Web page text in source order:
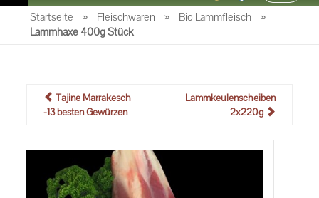
Startseite » Fleischwaren » Bio Lammfleisch
»
Lammhaxe 400g Stück
Tajine Marrakesch
-13 besten Gewürzen
Lammkeulenscheiben
2x220g